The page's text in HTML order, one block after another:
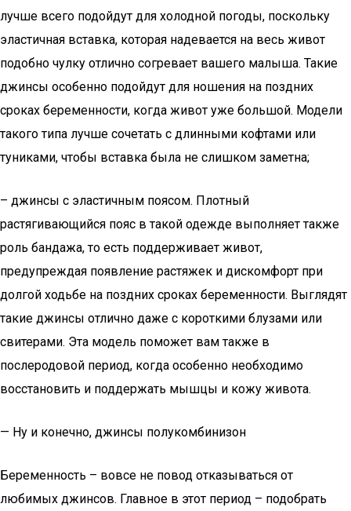
лучше всего подойдут для холодной погоды, поскольку
эластичная вставка, которая надевается на весь живот
подобно чулку отлично согревает вашего малыша. Такие
джинсы особенно подойдут для ношения на поздних
сроках беременности, когда живот уже большой. Модели
такого типа лучше сочетать с длинными кофтами или
туниками, чтобы вставка была не слишком заметна;
– джинсы с эластичным поясом. Плотный
растягивающийся пояс в такой одежде выполняет также
роль бандажа, то есть поддерживает живот,
предупреждая появление растяжек и дискомфорт при
долгой ходьбе на поздних сроках беременности. Выглядят
такие джинсы отлично даже с короткими блузами или
свитерами. Эта модель поможет вам также в
послеродовой период, когда особенно необходимо
восстановить и поддержать мышцы и кожу живота.
— Ну и конечно, джинсы полукомбинизон
Беременность – вовсе не повод отказываться от
любимых джинсов. Главное в этот период – подобрать